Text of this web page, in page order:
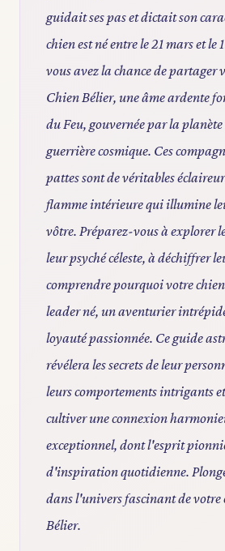
guidait ses pas et dictait son
chien est né entre le 21 mars et le
vous avez la chance de partager
Chien Bélier, une âme ardente
du Feu, gouvernée par la
guerrière cosmique. Ces
pattes sont de véritables
flamme intérieure qui illumine
vôtre. Préparez-vous à explorer
leur psyché céleste, à déchiffrer
comprendre pourquoi votre
leader né, un aventurier
loyauté passionnée. Ce guide
révélera les secrets de leur
leurs comportements intrigants
cultiver une connexion
exceptionnel, dont l'esprit
d'inspiration quotidienne.
dans l'univers fascinant de votre
Bélier.